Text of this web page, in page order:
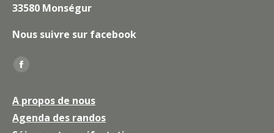
33580 Monségur
Nous suivre sur facebook
Trouvez nous sur :
La
Facebook
s'ouvre
A propos de nous
Agenda des randos